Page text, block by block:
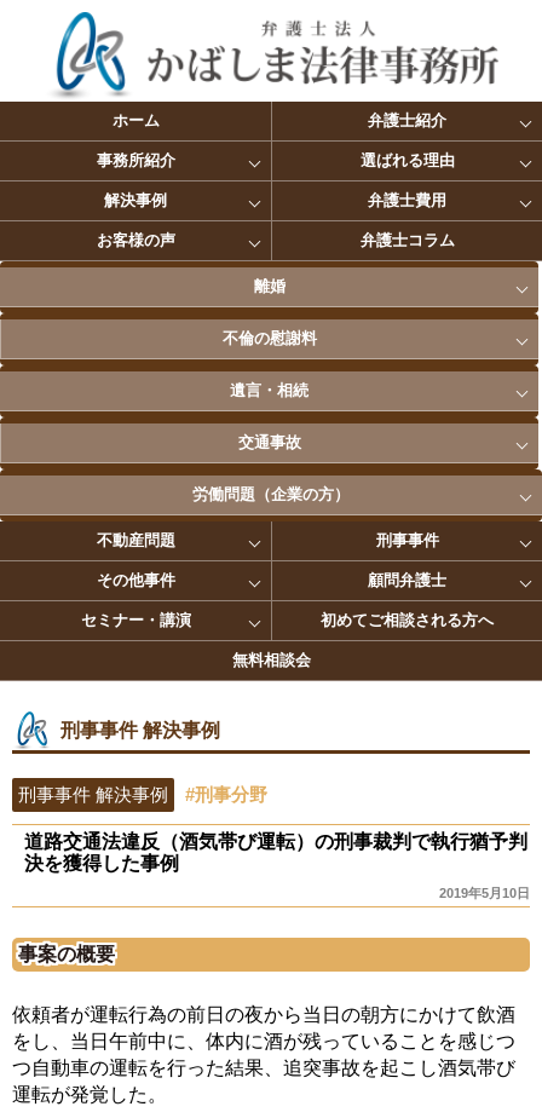
ホーム 弁護士紹介
事務所紹介 選ばれる理由
解決事例 弁護士費用
お客様の声 弁護士コラム
離婚
不倫の慰謝料
遺言・相続
交通事故
労働問題（企業の方）
不動産問題 刑事事件
その他事件 顧問弁護士
セミナー・講演 初めてご相談される方へ
無料相談会
刑事事件 解決事例
刑事事件 解決事例 #刑事分野
道路交通法違反（酒気帯び運転）の刑事裁判で執行猶予判
決を獲得した事例
2019年5月10日
事案の概要
依頼者が運転行為の前日の夜から当日の朝方にかけて飲酒
をし、当日午前中に、体内に酒が残っていることを感じつ
つ自動車の運転を行った結果、追突事故を起こし酒気帯び
運転が発覚した。